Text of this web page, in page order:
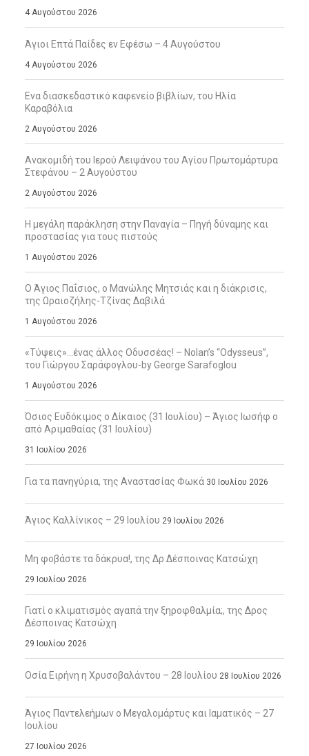
4 Αυγούστου 2026
Άγιοι Επτά Παίδες εν Εφέσω – 4 Αυγούστου
4 Αυγούστου 2026
Ενα διασκεδαστικό καφενείο βιβλίων, του Ηλία
Καραβόλια
2 Αυγούστου 2026
Ανακομιδή του Ιερού Λειψάνου του Αγίου Πρωτομάρτυρα
Στεφάνου – 2 Αυγούστου
2 Αυγούστου 2026
Η μεγάλη παράκληση στην Παναγία – Πηγή δύναμης και
προστασίας για τους πιστούς
1 Αυγούστου 2026
Ο Άγιος Παΐσιος, ο Μανώλης Μητσιάς και η διάκρισις,
της Ωραιοζήλης-Τζίνας Δαβιλά
1 Αυγούστου 2026
«Τύψεις»…ένας άλλος Οδυσσέας! – Nolan’s “Odysseus”,
του Γιώργου Σαράφογλου-by George Sarafoglou
1 Αυγούστου 2026
Όσιος Ευδόκιμος ο Δίκαιος (31 Ιουλίου) – Άγιος Ιωσήφ ο
από Αριμαθαίας (31 Ιουλίου)
31 Ιουλίου 2026
Για τα πανηγύρια, της Αναστασίας Φωκά 30 Ιουλίου 2026
Άγιος Καλλίνικος – 29 Ιουλίου 29 Ιουλίου 2026
Μη φοβάστε τα δάκρυα!, της Δρ Δέσποινας Κατσώχη
29 Ιουλίου 2026
Γιατί ο κλιματισμός αγαπά την ξηροφθαλμία;, της Δρος
Δέσποινας Κατσώχη
29 Ιουλίου 2026
Οσία Ειρήνη η Χρυσοβαλάντου – 28 Ιουλίου 28 Ιουλίου 2026
Άγιος Παντελεήμων ο Μεγαλομάρτυς και Ιαματικός – 27
Ιουλίου
27 Ιουλίου 2026